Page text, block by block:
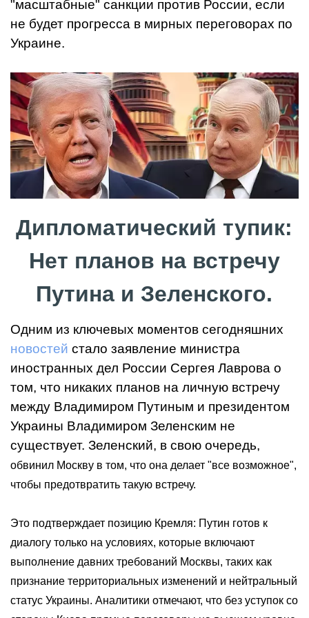
"масштабные" санкции против России, если
не будет прогресса в мирных переговорах по
Украине.
Дипломатический тупик:
Нет планов на встречу
Путина и Зеленского.
Одним из ключевых моментов сегодняшних
новостей стало заявление министра
иностранных дел России Сергея Лаврова о
том, что никаких планов на личную встречу
между Владимиром Путиным и президентом
Украины Владимиром Зеленским не
существует. Зеленский, в свою очередь,
обвинил Москву в том, что она делает "все возможное",
чтобы предотвратить такую встречу.
Это подтверждает позицию Кремля: Путин готов к
диалогу только на условиях, которые включают
выполнение давних требований Москвы, таких как
признание территориальных изменений и нейтральный
статус Украины. Аналитики отмечают, что без уступок со